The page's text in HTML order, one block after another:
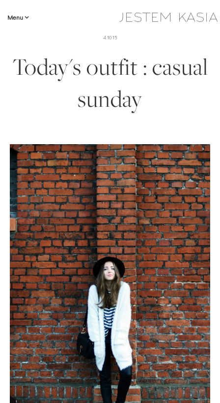
Menu
4.10.15
Today's outfit : casual
sunday